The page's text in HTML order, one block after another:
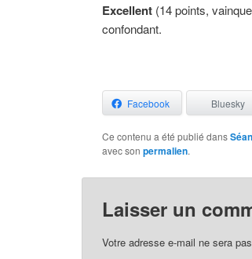
Excellent(14 points,
confondant.
Facebook Bluesky
Ce contenu a été publié dans
avec son permalien.
Laisser un
Votre adresse e-mail ne sera